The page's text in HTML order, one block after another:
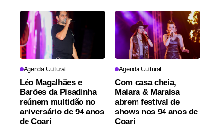
Agenda Cultural
Léo Magalhães e
Barões da Pisadinha
reúnem multidão no
aniversário de 94 anos
de Coari
Agenda Cultural
Com casa cheia,
Maiara & Maraisa
abrem festival de
shows nos 94 anos de
Coari